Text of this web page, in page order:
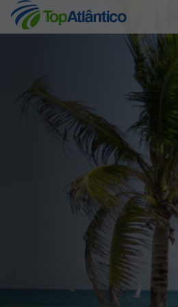
Destinos
Voos
Voos + Hotel
Pacotes de Férias
Disneyland ® Paris
Escapadinhas